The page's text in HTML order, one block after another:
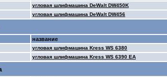
угловая шлифмашина DeWalt DW450K
угловая шлифмашина DeWalt DW456
название
угловая шлифмашина Kress WS 6380
угловая шлифмашина Kress WS 6390 EA